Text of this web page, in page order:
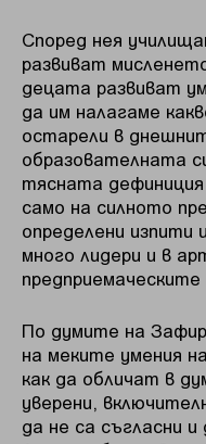
Според нея
развиват
децата развиват
да им налагаме
остарели в
образователната
тясната
само на силното
определени изпити
много лидери и в
предприемаческите
По думите на
на меките умения
как да обличат в
уверени,
да не са съгласни